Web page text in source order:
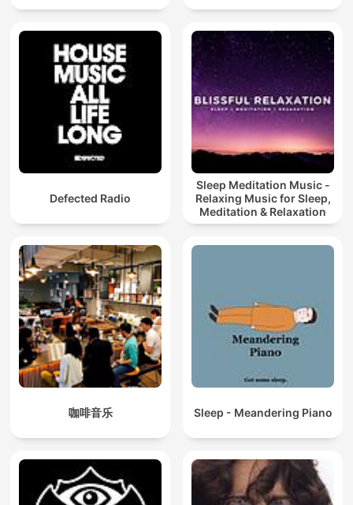
Defected Radio
Sleep Meditation Music -
Relaxing Music for Sleep,
Meditation & Relaxation
咖啡音乐 Sleep - Meandering Piano